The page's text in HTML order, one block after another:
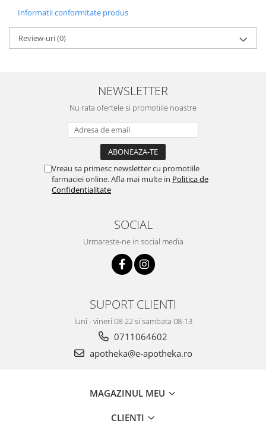
Informatii conformitate produs
Review-uri(0)
NEWSLETTER
Nu rata ofertele si promotiile noastre
Vreau sa primesc newsletter cu promotiile
farmaciei online. Afla mai multe in Politica de
Confidentialitate
SOCIAL
Urmareste-ne in social media
SUPORT CLIENTI
luni - vineri 08-22 si sambata 08-13
0711064602
apotheka@e-apotheka.ro
MAGAZINUL MEU
CLIENTI